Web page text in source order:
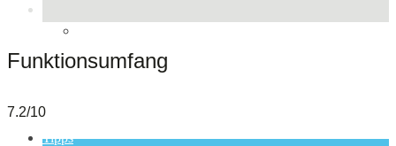
Tipps
Funktionsumfang
7.2/10